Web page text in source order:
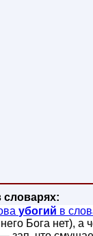
словарях:
убогий в
Бога нет), а